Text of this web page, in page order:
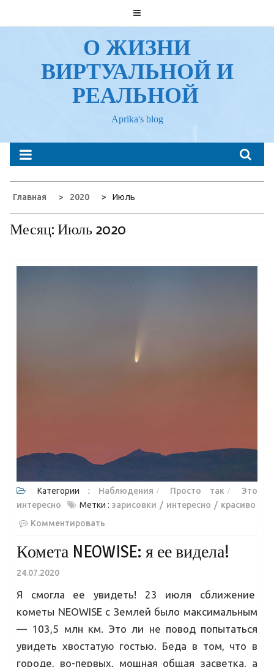
О ЖИЗНИ
ВИРТУАЛЬНОЙ И
РЕАЛЬНОЙ
Aprika's blog
Главная 2020 Июль
Месяц: Июль 2020
Категории : Наблюдения Просто так
Это
интересно
Метки : зарисовки интересно
красиво
Комментировать
Комета NEOWISE: я ее видела!
24.07.2020
Я смогла ее увидеть! 23 июля сближение
кометы NEOWISE с Землей было максимальным
— 103,5 млн км. Это ли не повод попытаться
увидеть хвостатую гостью. Беда в том, что в
городе, во-первых, мощная общая засветка, а